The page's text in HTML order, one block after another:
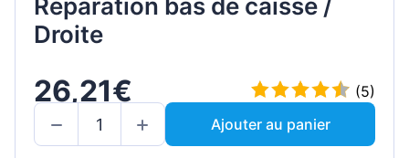
Droite
26,21€
(5)
Ajouter au panier